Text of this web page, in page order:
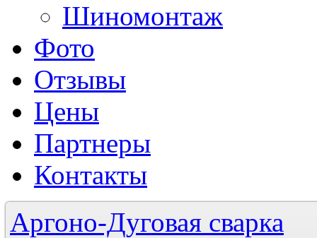
Шиномонтаж
Фото
Отзывы
Цены
Партнеры
Контакты
Аргоно-Дуговая сварка